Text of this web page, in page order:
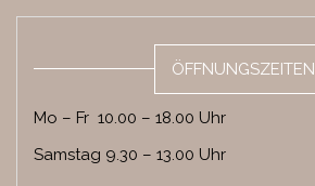
ÖFFNUNGSZEITEN
Mo – Fr 10.00 – 18.00 Uhr
Samstag 9.30 – 13.00 Uhr